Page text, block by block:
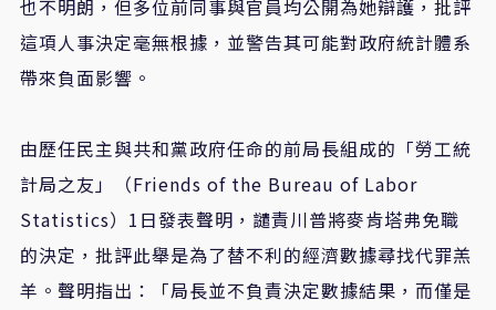
也不明朗，但多位前同事與官員均公開為她辯護，批評
這項人事決定毫無根據，並警告其可能對政府統計體系
帶來負面影響。
由歷任民主與共和黨政府任命的前局長組成的「勞工統
計局之友」（Friends of the Bureau of Labor
Statistics）1日發表聲明，譴責川普將麥肯塔弗免職
的決定，批評此舉是為了替不利的經濟數據尋找代罪羔
羊。聲明指出：「局長並不負責決定數據結果，而僅是